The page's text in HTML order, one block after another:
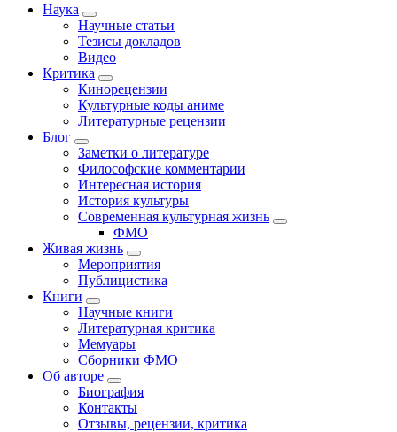
Наука
Научные статьи
Тезисы докладов
Видео
Критика
Кинорецензии
Культурные коды аниме
Литературные рецензии
Блог
Заметки о литературе
Философские комментарии
Интересная история
История культуры
Современная культурная жизнь
ФМО
Живая жизнь
Мероприятия
Публицистика
Книги
Научные книги
Литературная критика
Мемуары
Сборники ФМО
Об авторе
Биография
Контакты
Отзывы, рецензии, критика